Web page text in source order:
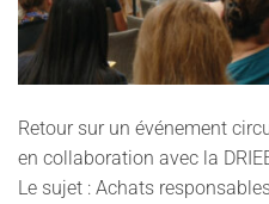
Retour sur un événement
en collaboration avec la
Le sujet : Achats